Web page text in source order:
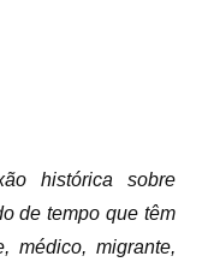
histórica sobre
de tempo que têm
médico, migrante,